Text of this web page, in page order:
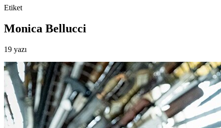
Etiket
Monica Bellucci
19 yazı